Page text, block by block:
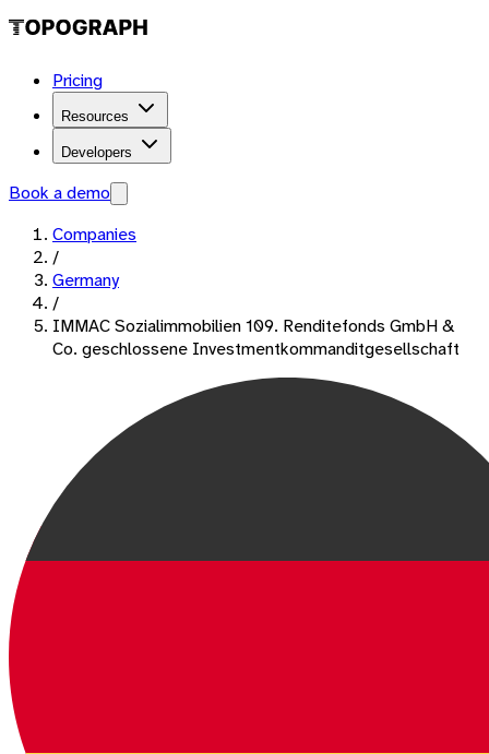
Pricing
Resources
Developers
Book a demo
Companies
/
Germany
/
IMMAC Sozialimmobilien 109. Renditefonds GmbH &
Co. geschlossene Investmentkommanditgesellschaft